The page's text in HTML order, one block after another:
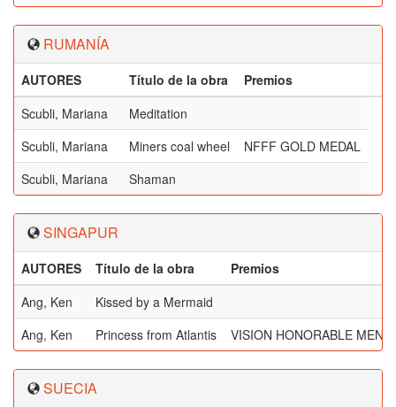
RUMANÍA
AUTORES Título de la obra
Premios
Scubli, Mariana
Meditation
Scubli, Mariana
Miners coal wheel
NFFF GOLD MEDAL
Scubli, Mariana
Shaman
SINGAPUR
AUTORES Título de la obra
Premios
Ang, Ken
Kissed by a Mermaid
Ang, Ken
Princess from Atlantis VISION HONORABLE
SUECIA